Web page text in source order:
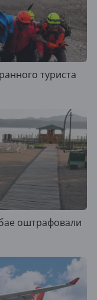
туриста
оштрафовали